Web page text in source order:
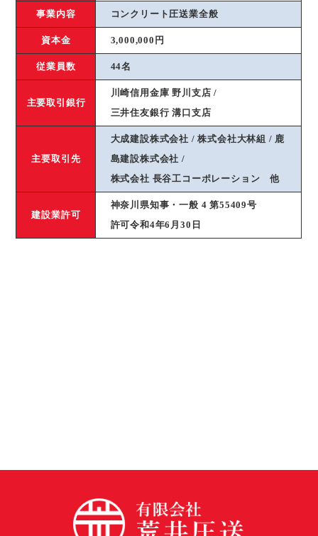
事業内容 コンクリート圧送業全般
資本金 3,000,000円
従業員数 44名
主要取引銀行
川崎信用金庫 野川支店 /
三井住友銀行 溝口支店
主要取引先
大成建設株式会社 / 株式会社大林組 / 鹿
島建設株式会社 /
株式会社 長谷工コーポレーション 他
建設業許可
神奈川県知事・一般 4 第55409号
許可令和4年6月30日